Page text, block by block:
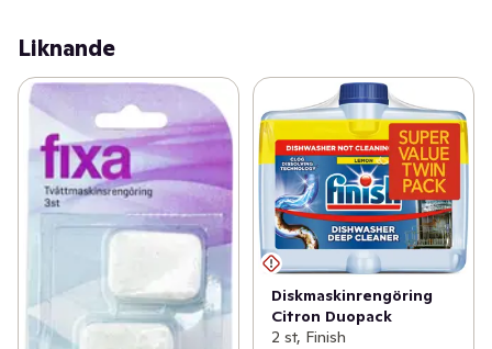
Liknande
Diskmaskinrengöring
Citron Duopack
2 st, Finish